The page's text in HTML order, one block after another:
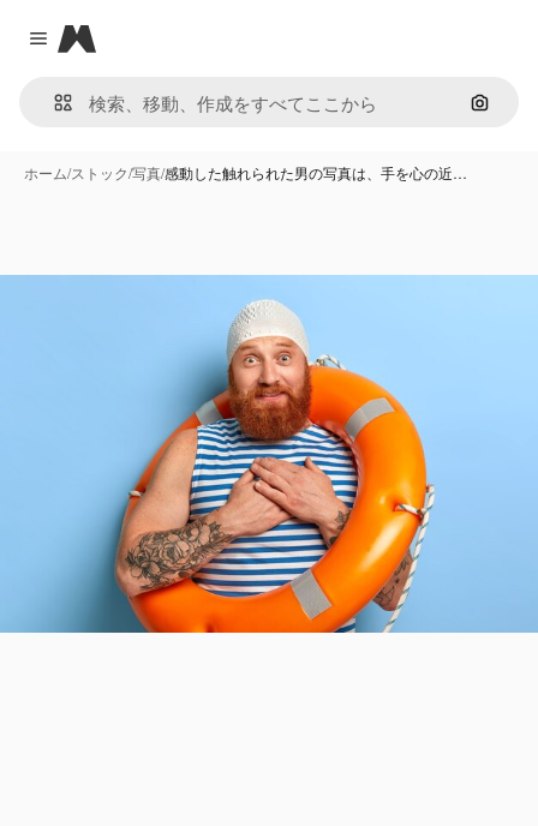
Close menu
Magnific
画像で
ホーム/ストック/写真/感動した触れられた男の写真は、手を心の近…